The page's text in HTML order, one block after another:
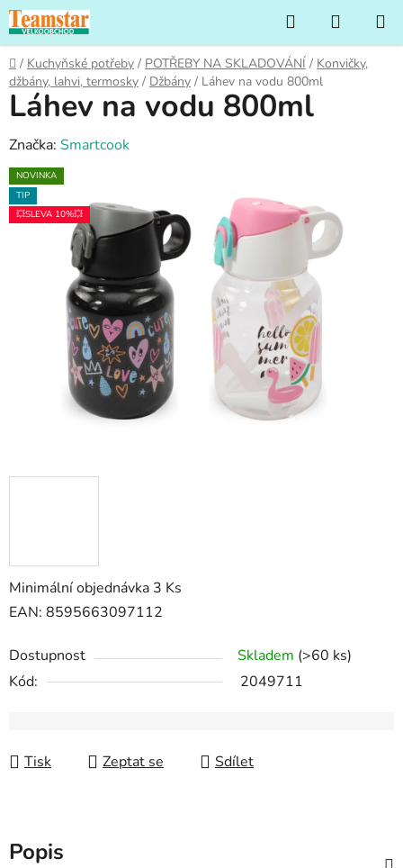
Přejít
na
obsah
Hledat
KOŠÍK
Domů
/ Kuchyňské potřeby / POTŘEBY NA SKLADOVÁNÍ / Konvičky,
džbány, lahvi, termosky / Džbány / Láhev na vodu 800ml
Minimální objednávka 3 Ks
EAN: 8595663097112
Dostupnost Skladem (>60 ks)
Kód:
2049711
Tisk Zeptat se Sdílet
Láhev na vodu 800ml
Značka: Smartcook
NOVINKA
TIP
💥SLEVA 10%💥
Popis